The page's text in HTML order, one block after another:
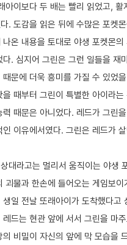
아이보다 두 배는 빨리 읽었고, 활
. 도감을 읽은 뒤에 수많은 포켓
나온 내용을 토대로 야생 포켓몬
다. 심지어 그린은 그런 일들을 재
때문에 더욱 흥미를 가질 수 있었
을 때부터 그린이 특별한 아이라
때문은 아니었다. 레드가 그린
인 이유에서였다. 그린은 레드가
대라고는 멀리서 움직이는 야생
괴물과 한손에 들어오는 게임보이
일 전날 또래아이가 도착했다고
레드는 현관 앞에 서서 그린을 마
의 비밀이 자신의 앞에 막 모습을